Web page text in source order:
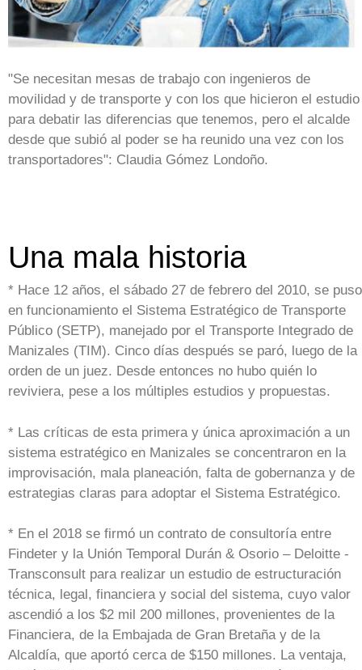
"Se necesitan mesas de trabajo con ingenieros de
movilidad y de transporte y con los que hicieron el estudio
para debatir las diferencias que tenemos, pero el alcalde
desde que subió al poder se ha reunido una vez con los
transportadores": Claudia Gómez Londoño.
Una mala historia
* Hace 12 años, el sábado 27 de febrero del 2010, se puso
en funcionamiento el Sistema Estratégico de Transporte
Público (SETP), manejado por el Transporte Integrado de
Manizales (TIM). Cinco días después se paró, luego de la
orden de un juez. Desde entonces no hubo quién lo
reviviera, pese a los múltiples estudios y propuestas.
* Las críticas de esta primera y única aproximación a un
sistema estratégico en Manizales se concentraron en la
improvisación, mala planeación, falta de gobernanza y de
estrategias claras para adoptar el Sistema Estratégico.
* En el 2018 se firmó un contrato de consultoría entre
Findeter y la Unión Temporal Durán & Osorio – Deloitte -
Transconsult para realizar un estudio de estructuración
técnica, legal, financiera y social del sistema, cuyo valor
ascendió a los $2 mil 200 millones, provenientes de la
Financiera, de la Embajada de Gran Bretaña y de la
Alcaldía, que aportó cerca de $150 millones. La ventaja,